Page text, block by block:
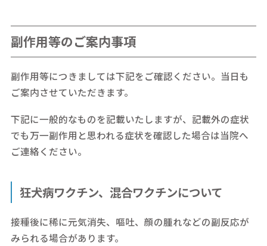
副作用等のご案内事項
副作用等につきましては下記をご確認ください。当日も
ご案内させていただきます。
下記に一般的なものを記載いたしますが、記載外の症状
でも万一副作用と思われる症状を確認した場合は当院へ
ご連絡ください。
狂犬病ワクチン、混合ワクチンについて
接種後に稀に元気消失、嘔吐、顔の腫れなどの副反応が
みられる場合があります。